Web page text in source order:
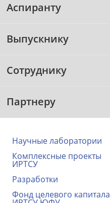
Аспиранту
Выпускнику
Сотруднику
Партнеру
Научные лаборатории
Комплексные проекты
ИРТСУ
Разработки
Фонд целевого капитала